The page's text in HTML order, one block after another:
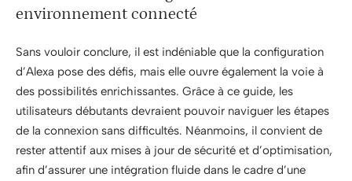
environnement connecté
Sans vouloir conclure, il est indéniable que la configuration
d’Alexa pose des défis, mais elle ouvre également la voie à
des possibilités enrichissantes. Grâce à ce guide, les
utilisateurs débutants devraient pouvoir naviguer les étapes
de la connexion sans difficultés. Néanmoins, il convient de
rester attentif aux mises à jour de sécurité et d’optimisation,
afin d’assurer une intégration fluide dans le cadre d’une